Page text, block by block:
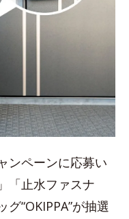
ンペーンに応募い
「止水ファスナ
“OKIPPA”が抽選